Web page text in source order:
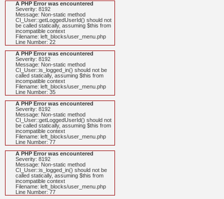
A PHP Error was encountered
Severity: 8192
Message: Non-static method
CI_User::getLoggedUserId() should not
be called statically, assuming $this from
incompatible context
Filename: left_blocks/user_menu.php
Line Number: 22
A PHP Error was encountered
Severity: 8192
Message: Non-static method
CI_User::is_logged_in() should not be
called statically, assuming $this from
incompatible context
Filename: left_blocks/user_menu.php
Line Number: 35
A PHP Error was encountered
Severity: 8192
Message: Non-static method
CI_User::getLoggedUserId() should not
be called statically, assuming $this from
incompatible context
Filename: left_blocks/user_menu.php
Line Number: 77
A PHP Error was encountered
Severity: 8192
Message: Non-static method
CI_User::is_logged_in() should not be
called statically, assuming $this from
incompatible context
Filename: left_blocks/user_menu.php
Line Number: 77